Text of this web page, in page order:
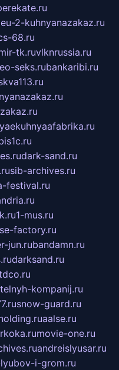
2-kuhnyanazakaz.ru
68.ru
tk.ruvlknrussia.ru
seks.rubankaribi.ru
dark-sand.ru
sib-archives.ru
festival.ru
1-mus.ru
factory.ru
jun.rubandamn.ru
darksand.ru
kompanij.ru
snow-guard.ru
aalse.ru
movie-one.ru
andreislyusar.ru
i-grom.ru